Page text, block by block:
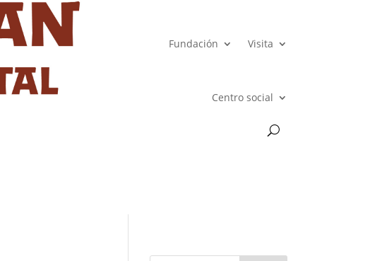
Fundación Visita
Centro social